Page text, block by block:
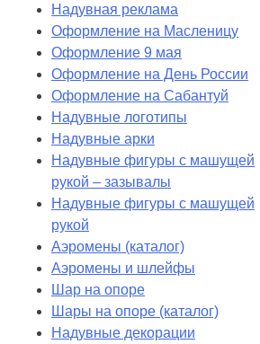
Надувная реклама
Оформление на Масленицу
Оформление 9 мая
Оформление на День России
Оформление на Сабантуй
Надувные логотипы
Надувные арки
Надувные фигуры с машущей
рукой – зазывалы
Надувные фигуры с машущей
рукой
Аэромены (каталог)
Аэромены и шлейфы
Шар на опоре
Шары на опоре (каталог)
Надувные декорации